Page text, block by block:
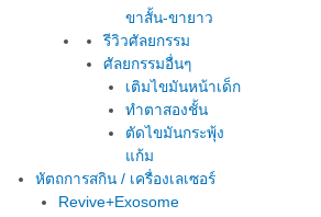
ขาสั้น-ขายาว
รีวิวศัลยกรรม
ศัลยกรรมอื่นๆ
เติมไขมันหน้าเด็ก
ทำตาสองชั้น
ตัดไขมันกระพุ้ง
แก้ม
หัตถการสกิน / เครื่องเลเซอร์
Revive+Exosome